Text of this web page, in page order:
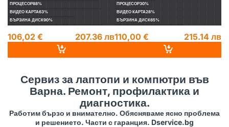
ПРОЦЕСОР88%
ВИДЕО КАРТА63%
БЪРЗИНА ДИСК90%
106,02 € 207.36 лв
ПРОЦЕСОР30%
ВИДЕО КАРТА28%
БЪРЗИНА ДИСК65%
110,00 € 215.14 лв
Сервиз за лаптопи и компютри във
Варна. Ремонт, профилактика и
диагностика.
Работим бързо и внимателно. Обясняваме ясно проблема
и решението. Части с гаранция. Dservice.bg